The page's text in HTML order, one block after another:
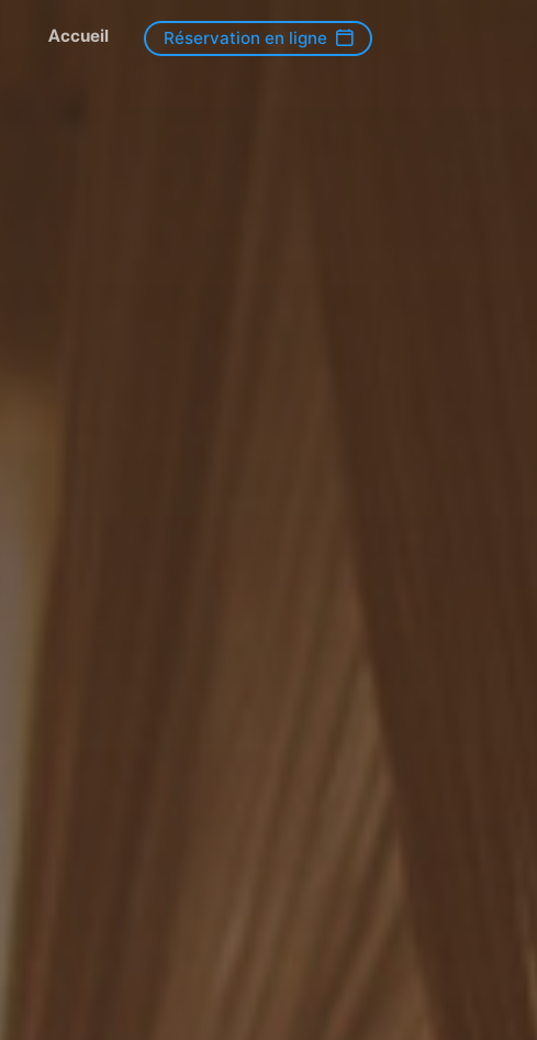
Accueil Réservation en ligne